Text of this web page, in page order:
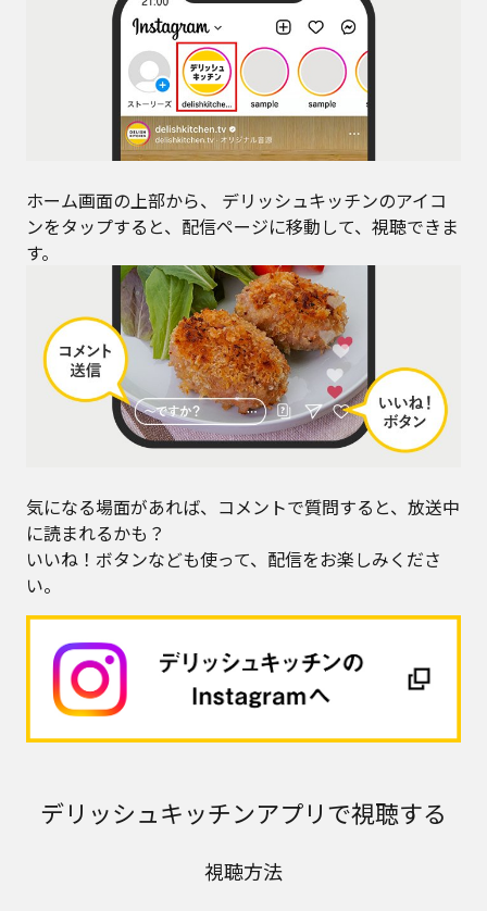
ホーム画面の上部から、 デリッシュキッチンのアイコ
ンをタップすると、配信ページに移動して、視聴できま
す。
気になる場面があれば、コメントで質問すると、放送中
に読まれるかも？
いいね！ボタンなども使って、配信をお楽しみくださ
い。
デリッシュキッチンアプリで視聴する
視聴方法